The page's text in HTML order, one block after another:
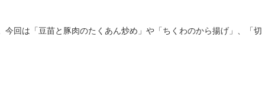
今回は「豆苗と豚肉のたくあん炒め」や「ちくわのから揚げ」、「